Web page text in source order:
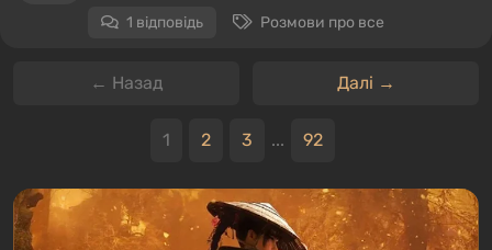
1 відповідь Розмови про все
← Назад Далі →
1 2 3 ... 92